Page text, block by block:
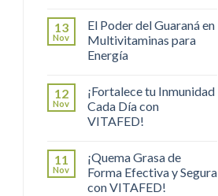
13
Nov
El Poder del Guaraná en
Multivitaminas para
Energía
12
Nov
¡Fortalece tu Inmunidad
Cada Día con
VITAFED!
11
Nov
¡Quema Grasa de
Forma Efectiva y Segura
con VITAFED!